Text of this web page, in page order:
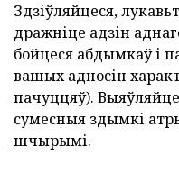
Здзіўляйцеся,
дражніце адзін
бойцеся абдымкаў і
вашых адносін
пачуццяў).
сумесныя здымкі
шчырымі.